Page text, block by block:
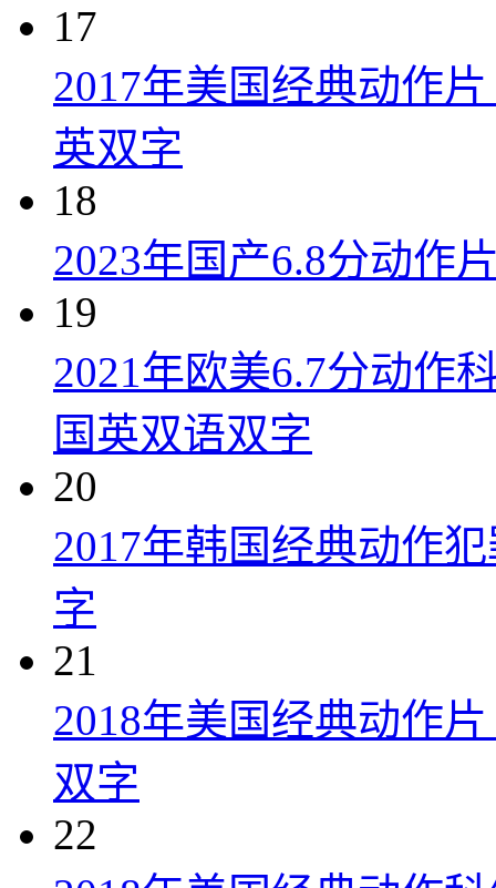
17
2017年美国经典动作
英双字
18
2023年国产6.8分动作
19
2021年欧美6.7分动作
国英双语双字
20
2017年韩国经典动作
字
21
2018年美国经典动作
双字
22